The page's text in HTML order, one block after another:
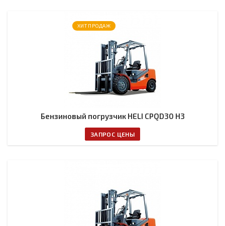
ХИТ ПРОДАЖ
Бензиновый погрузчик HELI CPQD30 H3
ЗАПРОС ЦЕНЫ